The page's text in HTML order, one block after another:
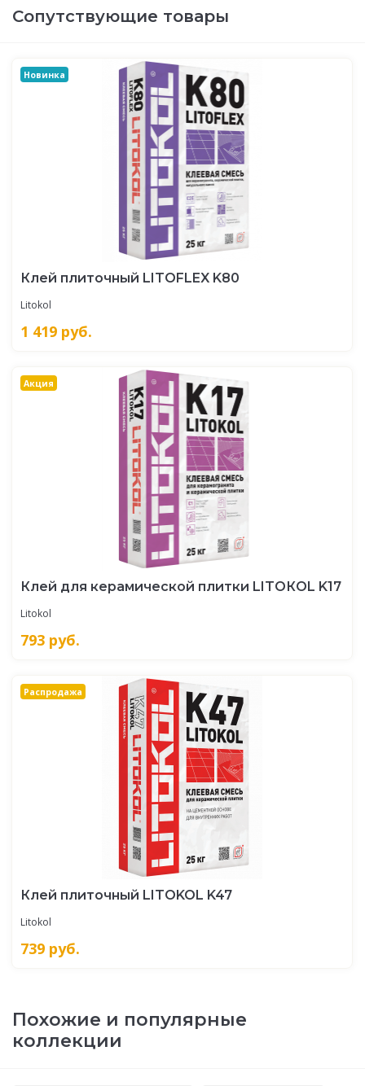
Сопутствующие товары
Новинка
Клей плиточный LITOFLEX K80
Litokol
1 419 руб.
Акция
Клей для керамической плитки LITOКOL K17
Litokol
793 руб.
Распродажа
Клей плиточный LITOKOL K47
Litokol
739 руб.
Похожие и популярные
коллекции